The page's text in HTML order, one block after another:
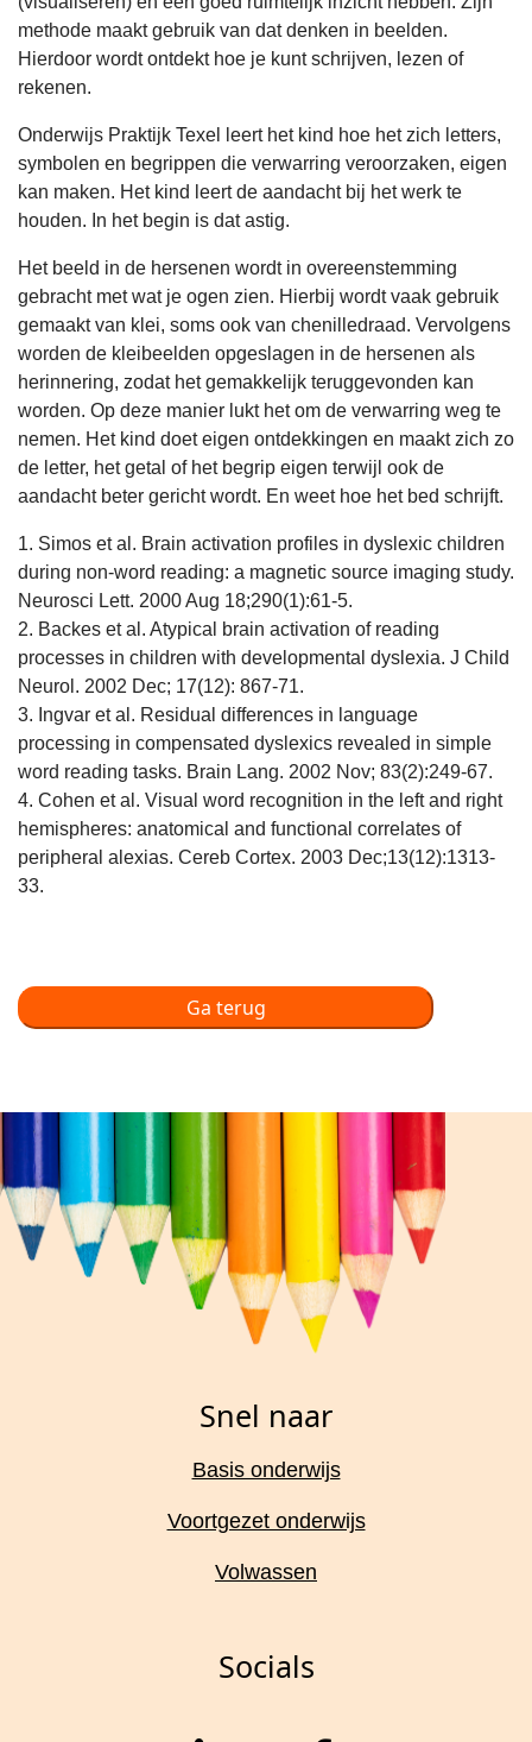
methode maakt gebruik van dat denken in beelden.
Hierdoor wordt ontdekt hoe je kunt schrijven, lezen of
rekenen.
Onderwijs Praktijk Texel leert het kind hoe het zich letters,
symbolen en begrippen die verwarring veroorzaken, eigen
kan maken. Het kind leert de aandacht bij het werk te
houden. In het begin is dat astig.
Het beeld in de hersenen wordt in overeenstemming
gebracht met wat je ogen zien. Hierbij wordt vaak gebruik
gemaakt van klei, soms ook van chenilledraad. Vervolgens
worden de kleibeelden opgeslagen in de hersenen als
herinnering, zodat het gemakkelijk teruggevonden kan
worden. Op deze manier lukt het om de verwarring weg te
nemen. Het kind doet eigen ontdekkingen en maakt zich zo
de letter, het getal of het begrip eigen terwijl ook de
aandacht beter gericht wordt. En weet hoe het bed schrijft.
1. Simos et al. Brain activation profiles in dyslexic children
during non-word reading: a magnetic source imaging study.
Neurosci Lett. 2000 Aug 18;290(1):61-5.
2. Backes et al. Atypical brain activation of reading
processes in children with developmental dyslexia. J Child
Neurol. 2002 Dec; 17(12): 867-71.
3. Ingvar et al. Residual differences in language
processing in compensated dyslexics revealed in simple
word reading tasks. Brain Lang. 2002 Nov; 83(2):249-67.
4. Cohen et al. Visual word recognition in the left and right
hemispheres: anatomical and functional correlates of
peripheral alexias. Cereb Cortex. 2003 Dec;13(12):1313-
33.
Ga terug
Socials
Snel naar
Basis onderwijs
Voortgezet onderwijs
Volwassen